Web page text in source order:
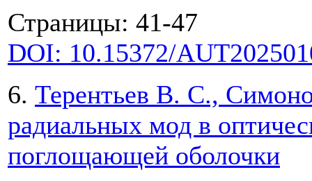
Страницы: 41-47
DOI: 10.15372/
6. Терентьев В. С.,
радиальных мод в
поглощающей оболочки